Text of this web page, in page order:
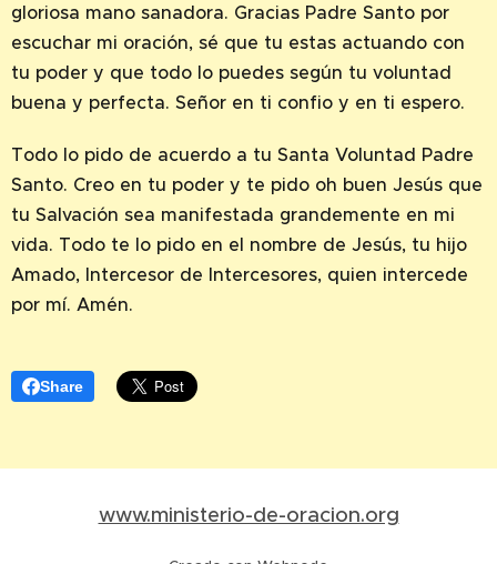
gloriosa mano sanadora. Gracias Padre Santo por
escuchar mi oración, sé que tu estas actuando con
tu poder y que todo lo puedes según tu voluntad
buena y perfecta. Señor en ti confio y en ti espero.
Todo lo pido de acuerdo a tu Santa Voluntad Padre
Santo. Creo en tu poder y te pido oh buen Jesús que
tu Salvación sea manifestada grandemente en mi
vida. Todo te lo pido en el nombre de Jesús, tu hijo
Amado, Intercesor de Intercesores, quien intercede
por mí. Amén.
Share
www.ministerio-de-oracion.org